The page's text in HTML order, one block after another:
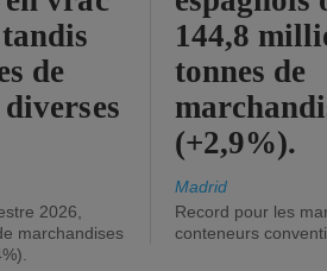
de
2026,
marchandises
144,8
tonnes de
(+2,9%).
Madrid
Record pour les
conteneurs